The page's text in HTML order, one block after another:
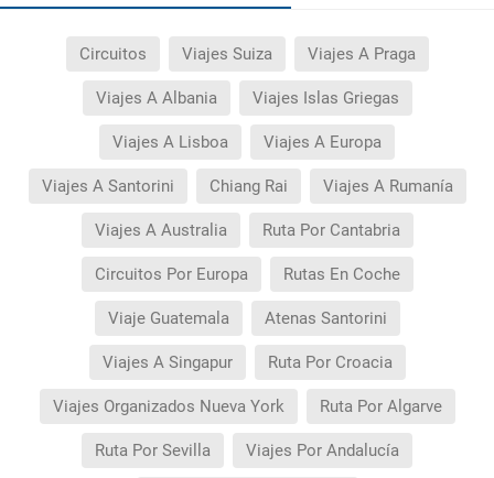
Circuitos Viajes Suiza Viajes A Praga
Viajes A Albania Viajes Islas Griegas
Viajes A Lisboa Viajes A Europa
Viajes A Santorini Chiang Rai Viajes A Rumanía
Viajes A Australia Ruta Por Cantabria
Circuitos Por Europa Rutas En Coche
Viaje Guatemala Atenas Santorini
Viajes A Singapur Ruta Por Croacia
Viajes Organizados Nueva York Ruta Por Algarve
Ruta Por Sevilla Viajes Por Andalucía